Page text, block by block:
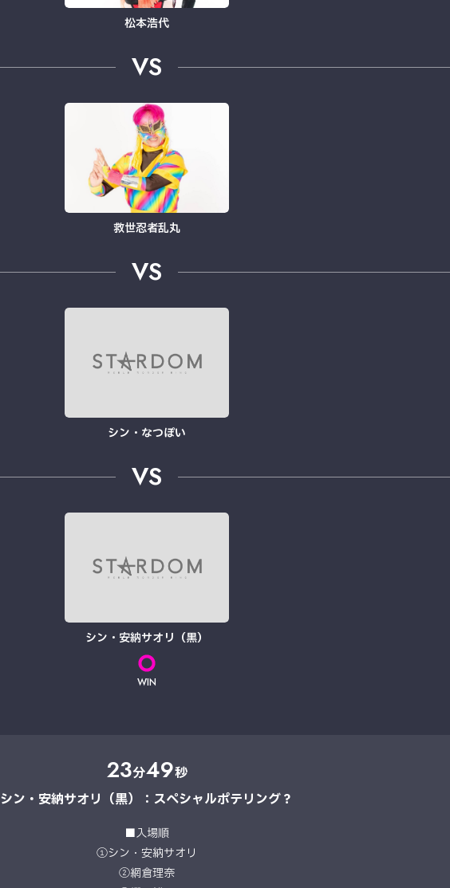
松本浩代
VS
救世忍者乱丸
VS
シン・なつぽい
VS
シン・安納サオリ（黒）
WIN
23分49秒
シン・安納サオリ（黒）：スペシャルポテリング？
■入場順
①シン・安納サオリ
②網倉理奈